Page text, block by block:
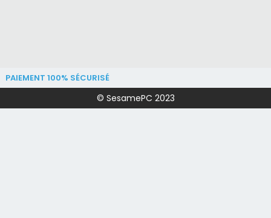
PAIEMENT 100% SÉCURISÉ
© SesamePC 2023